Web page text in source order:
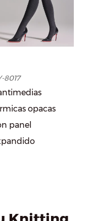
8017
opacas
panel